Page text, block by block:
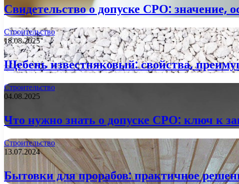
Свидетельство о допуске СРО: значение,
Строительство
18.08.2025
Щебень известняковый: свойства,
Строительство
04.08.2025
Что нужно знать о допуске СРО: ключ к
Строительство
13.07.2024
Бытовки для прорабов: практичное